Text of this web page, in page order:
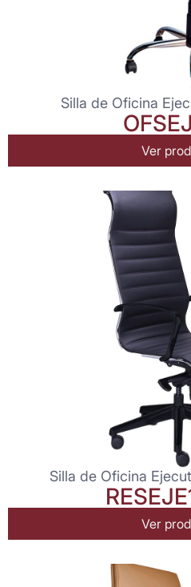
Silla de Oficina
Ver
Silla de Oficina
Ver